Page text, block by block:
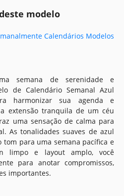
modelo
Calendários Modelos
semana de serenidade e
de Calendário Semanal Azul
harmonizar sua agenda e
extensão tranquila de um céu
uma sensação de calma para
As tonalidades suaves de azul
para uma semana pacífica e
limpo e layout amplo, você
para anotar compromissos,
importantes.